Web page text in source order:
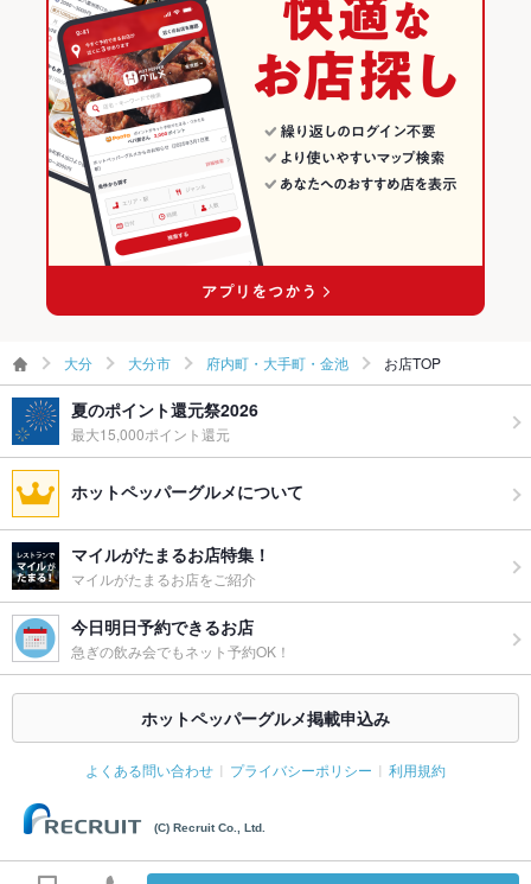
カクテル充実、焼酎充実
お子様連れ お子様連れOK
ウェディン
グパーティ
ー二次会
結婚式二次会・各種パーティーなど詳しくはお問い合わせくだ
さい！
可
大分駅 × 海鮮
大分 × 海鮮
府内町・大手町・金池のグルメランキング
府内町・大手町・金池の居酒屋ランキング
大分 大分市 府内町・大手町・金池 お店TOP
夏のポイント還元祭2026
最大15,000ポイント還元
ホットペッパーグルメについて
マイルがたまるお店特集！
マイルがたまるお店をご紹介
今日明日予約できるお店
急ぎの飲み会でもネット予約OK！
ホットペッパーグルメ掲載申込み
よくある問い合わせ プライバシーポリシー 利用規約
(C) Recruit Co., Ltd.